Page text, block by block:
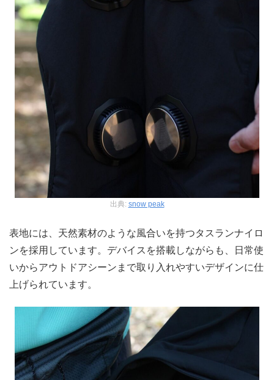
出典: snow peak
表地には、天然素材のような風合いを持つタスランナイロ
ンを採用しています。デバイスを搭載しながらも、日常使
いからアウトドアシーンまで取り入れやすいデザインに仕
上げられています。